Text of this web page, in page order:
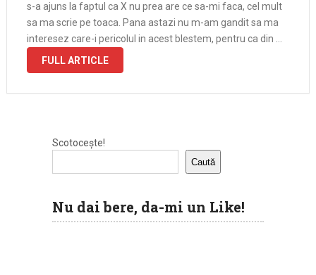
s-a ajuns la faptul ca X nu prea are ce sa-mi faca, cel mult
sa ma scrie pe toaca. Pana astazi nu m-am gandit sa ma
interesez care-i pericolul in acest blestem, pentru ca din …
FULL ARTICLE
Scotocește!
Caută
Nu dai bere, da-mi un Like!